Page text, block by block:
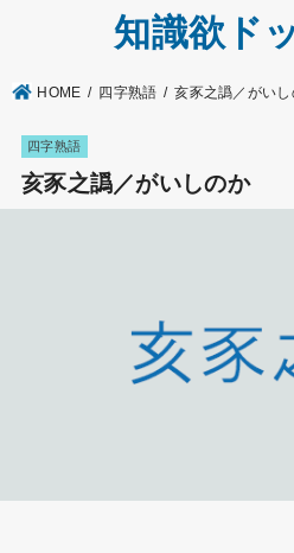
知識欲ド
HOME 四字熟語 亥豕之譌／がいし
四字熟語
亥豕之譌／がいしのか